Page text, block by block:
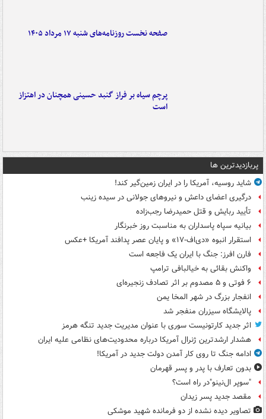
صفحه نخست روزنامه‌های شنبه ۱۷ مرداد ۱۴۰۵
پرچم سیاه بر فراز گنبد حسینی همچنان در اهتزاز
است
پربازدیدترین ها
شاید روسیه، آمریکا را در ایران زمین‌گیر کند!
درگیری اعضای داعش و نیروهای جولانی در سیده زینب
تأیید ربایش و قتل حمیدرضا رجب‌زاده
بیانیه سپاه پاسداران به مناسبت روز خبرنگار
استقرار انبوه «دی‌اف‑۱۷» و پایان عصر پدافند آمریکا +عکس
فارن افرز: جنگ با ایران یک فاجعه است
واکنش بقائی به خیالبافی ترامپ
۶ فوتی و ۵ مصدوم بر اثر تصادف زنجیره‌ای
انفجار بزرگ در شهر المخا یمن
پالایشگاه سیزران منفجر شد
اثر جدید کارتونیست سوری با عنوان مدیریت جدید تنگه هرمز
هشدار ارشدترین ژنرال آمریکا درباره محدودیت‌های نظامی علیه ایران
ادامه جنگ تا روی کار آمدن دولت جدید در آمریکا!
بدون تعارف با پدر و پسر قهرمان
"سوپر ال‌نینو"در راه است؟
مقصد جدید پسر زیدان
تصاویر دیده‌ نشده از دو فرمانده شهید موشکی